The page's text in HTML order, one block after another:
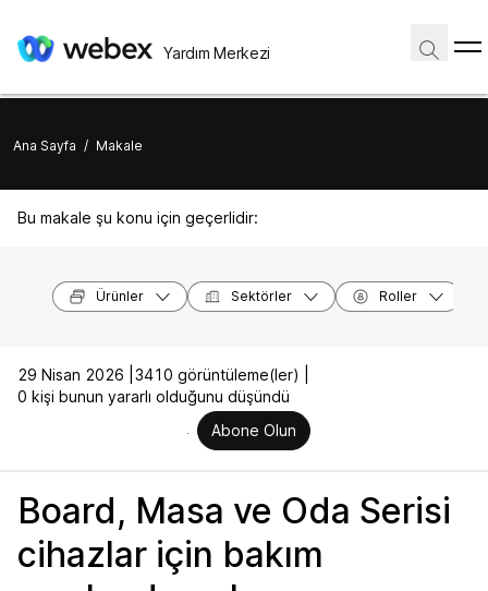
Yardım Merkezi
Ana Sayfa / Makale
Bu makale şu konu için geçerlidir:
Ürünler Sektörler Roller
29 Nisan 2026 | 3410 görüntüleme(ler) |
0 kişi bunun yararlı olduğunu düşündü
Abone Olun
Board, Masa ve Oda Serisi
cihazlar için bakım